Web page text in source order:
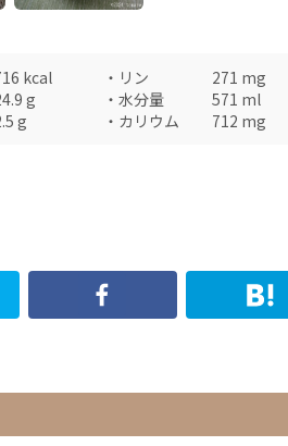
kcal ・ リン 271 mg
g ・ 水分量 571 ml
g ・ カリウム 712 mg